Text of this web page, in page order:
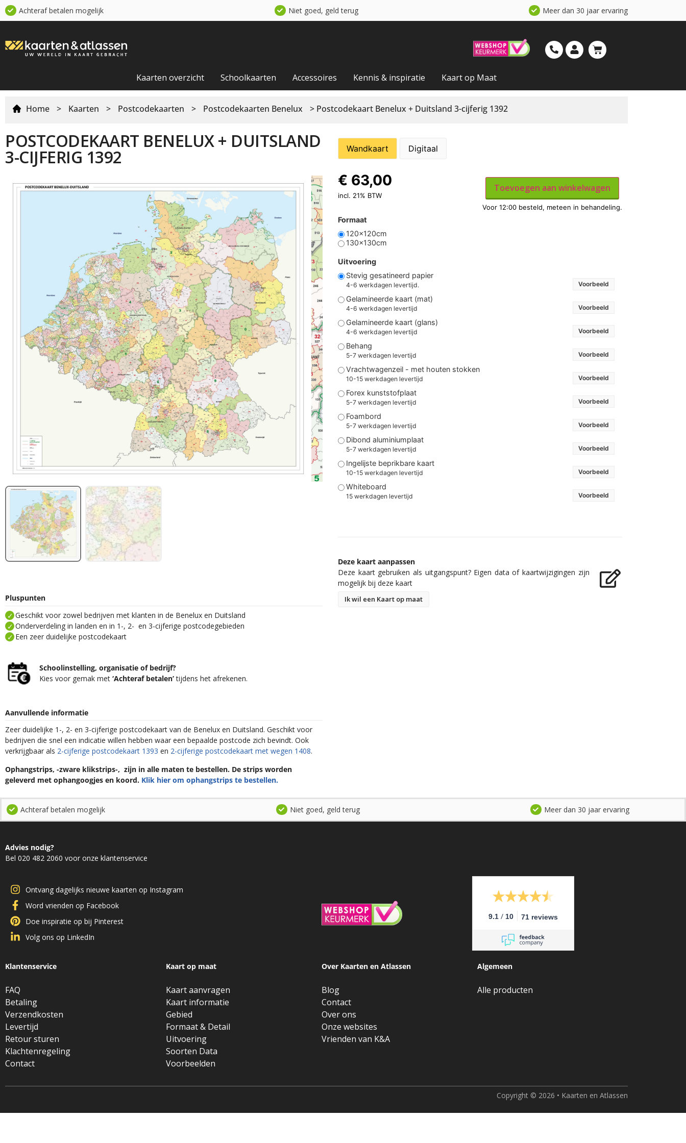
Achteraf betalen mogelijk Niet goed, geld terug Meer dan 30 jaar ervaring
Kaarten overzicht Schoolkaarten Accessoires Kennis & inspiratie Kaart op Maat
Home > Kaarten > Postcodekaarten > Postcodekaarten Benelux > Postcodekaart Benelux + Duitsland 3-cijferig 1392
POSTCODEKAART BENELUX + DUITSLAND
3-CIJFERIG 1392
Pluspunten
Geschikt voor zowel bedrijven met klanten in de Benelux en Duitsland
Onderverdeling in landen en in 1-, 2- en 3-cijferige postcodegebieden
Een zeer duidelijke postcodekaart
Schoolinstelling, organisatie of bedrijf?
Kies voor gemak met‘Achteraf betalen’tijdens het afrekenen.
Aanvullende informatie
Zeer duidelijke 1-, 2- en 3-cijferige postcodekaart van de Benelux en Duitsland. Geschikt voor
bedrijven die snel een indicatie willen hebben waar een bepaalde postcode zich bevindt. Ook
verkrijgbaar als 2-cijferige postcodekaart 1393 en 2-cijferige postcodekaart met wegen 1408.
Ophangstrips, -zware klikstrips-, zijn in alle maten te bestellen. De strips worden
geleverd met ophangoogjes en koord. Klik hier om ophangstrips te bestellen.
Wandkaart Digitaal
Formaat
120x120cm
130x130cm
Uitvoering
Stevig gesatineerd papier
4-6 werkdagen levertijd. Voorbeeld
Gelamineerde kaart (mat)
4-6 werkdagen levertijd Voorbeeld
Gelamineerde kaart (glans)
4-6 werkdagen levertijd Voorbeeld
Behang
5-7 werkdagen levertijd Voorbeeld
Vrachtwagenzeil - met houten stokken
10-15 werkdagen levertijd Voorbeeld
Forex kunststofplaat
5-7 werkdagen levertijd Voorbeeld
Foambord
5-7 werkdagen levertijd Voorbeeld
Dibond aluminiumplaat
5-7 werkdagen levertijd Voorbeeld
Ingelijste beprikbare kaart
10-15 werkdagen levertijd Voorbeeld
Whiteboard
15 werkdagen levertijd Voorbeeld
€ 63,00
incl. 21% BTW
Toevoegen aan winkelwagen
Deze kaart aanpassen
Deze kaart gebruiken als uitgangspunt? Eigen data of kaartwijzigingen zijn
mogelijk bij deze kaart
Ik wil een Kaart op maat
Achteraf betalen mogelijk Niet goed, geld terug Meer dan 30 jaar ervaring
Advies nodig?
Bel 020 482 2060 voor onze klantenservice
Ontvang dagelijks nieuwe kaarten op Instagram
Word vrienden op Facebook
Doe inspiratie op bij Pinterest
Volg ons op LinkedIn
9.1 / 10 71 reviews
Klantenservice
FAQ
Betaling
Verzendkosten
Levertijd
Retour sturen
Klachtenregeling
Contact
Kaart op maat
Kaart aanvragen
Kaart informatie
Gebied
Formaat & Detail
Uitvoering
Soorten Data
Voorbeelden
Over Kaarten en Atlassen
Blog
Contact
Over ons
Onze websites
Vrienden van K&A
Algemeen
Alle producten
Copyright © 2026 • Kaarten en Atlassen